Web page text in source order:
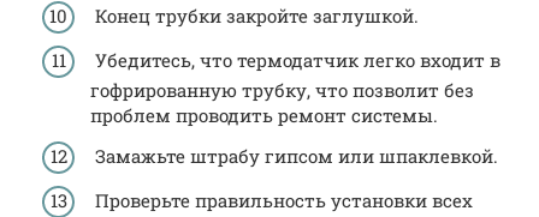
Конец трубки закройте заглушкой.
Убедитесь, что термодатчик легко входит в
гофрированную трубку, что позволит без
проблем проводить ремонт системы.
Замажьте штрабу гипсом или шпаклевкой.
Проверьте правильность установки всех